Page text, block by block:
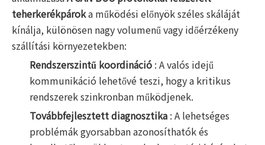
teherkerékpároka működési előnyök széles skáláját
kínálja, különösen nagy volumenű vagy időérzékeny
szállítási környezetekben:
Rendszerszintű koordináció : A valós idejű
kommunikáció lehetővé teszi, hogy a kritikus
rendszerek szinkronban működjenek.
Továbbfejlesztett diagnosztika : A lehetséges
problémák gyorsabban azonosíthatók és